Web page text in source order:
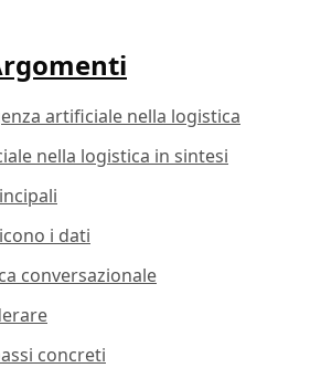
artificiale nella logistica
nella logistica in sintesi
i dati
conversazionale
concreti